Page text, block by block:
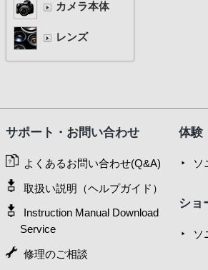
カメラ本体
レンズ
サポート・お問い合わせ
よくあるお問い合わせ(Q&A)
取扱い説明（ヘルプガイド）
Instruction Manual Download
Service
修理のご相談
体験
ソ
ショ
ソ